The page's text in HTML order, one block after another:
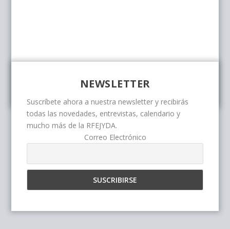
NEWSLETTER
Suscríbete ahora a nuestra newsletter y recibirás
todas las novedades, entrevistas, calendario y
mucho más de la RFEJYDA.
Correo Electrónico